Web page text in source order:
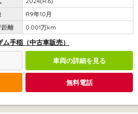
R9年10月
0.001万km
手稲（中古車販売）
車両の詳細を見る
無料電話